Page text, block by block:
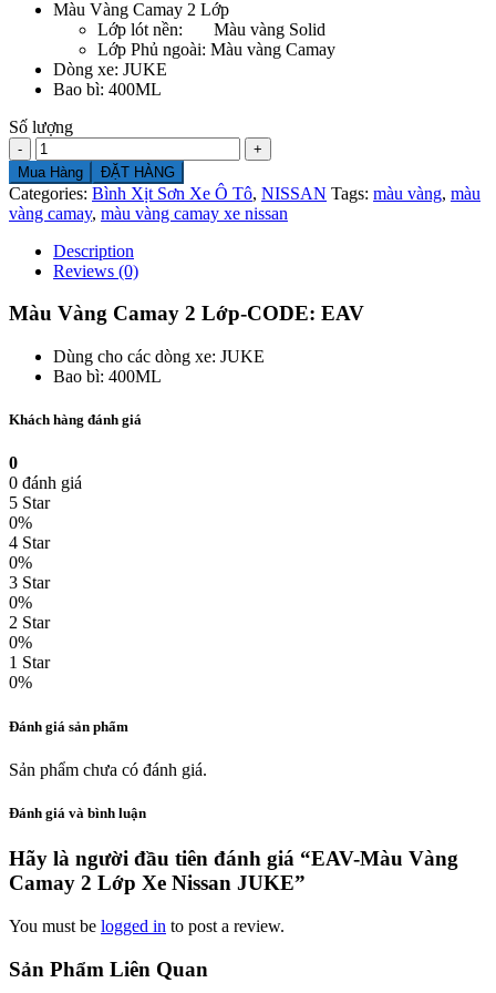
Màu Vàng Camay 2 Lớp
Lớp lót nền: Màu vàng Solid
Lớp Phủ ngoài: Màu vàng Camay
Dòng xe: JUKE
Bao bì: 400ML
Số lượng
Số
lượng
Mua Hàng ĐẶT HÀNG
Categories: Bình Xịt Sơn Xe Ô Tô, NISSAN Tags: màu vàng, màu
vàng camay, màu vàng camay xe nissan
Description
Reviews (0)
Màu Vàng Camay 2 Lớp-CODE: EAV
Dùng cho các dòng xe: JUKE
Bao bì: 400ML
Khách hàng đánh giá
0
0 đánh giá
5 Star
0%
4 Star
0%
3 Star
0%
2 Star
0%
1 Star
0%
Đánh giá sản phẩm
Sản phẩm chưa có đánh giá.
Đánh giá và bình luận
Hãy là người đầu tiên đánh giá “EAV-Màu Vàng
Camay 2 Lớp Xe Nissan JUKE”
You must be logged in to post a review.
Sản Phẩm Liên Quan